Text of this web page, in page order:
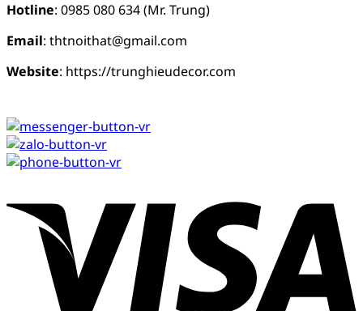
Hotline: 0985 080 634 (Mr. Trung)
Email: thtnoithat@gmail.com
Website: https://trunghieudecor.com